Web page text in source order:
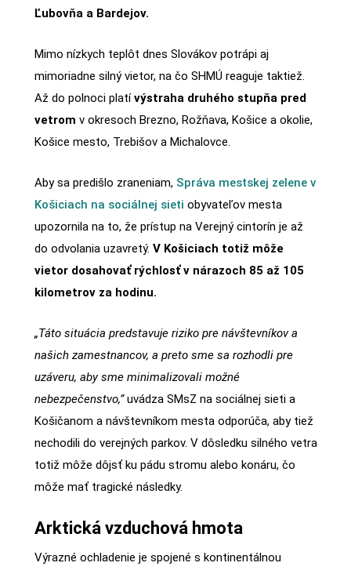
Ľubovňa a Bardejov.
Mimo nízkych teplôt dnes Slovákov potrápi aj
mimoriadne silný vietor, na čo SHMÚ reaguje taktiež.
Až do polnoci platívýstraha druhého stupňa pred
vetrom v okresoch Brezno, Rožňava, Košice a okolie,
Košice mesto, Trebišov a Michalovce.
Aby sa predišlo zraneniam, Správa mestskej zelene v
Košiciach na sociálnej sieti obyvateľov mesta
upozornila na to, že prístup na Verejný cintorín je až
do odvolania uzavretý. V Košiciach totiž môže
vietor dosahovať rýchlosť v nárazoch 85 až 105
kilometrov za hodinu.
„Táto situácia predstavuje riziko pre návštevníkov a
našich zamestnancov, a preto sme sa rozhodli pre
uzáveru, aby sme minimalizovali možné
nebezpečenstvo,”uvádza SMsZ na sociálnej sieti a
Košičanom a návštevníkom mesta odporúča, aby tiež
nechodili do verejných parkov. V dôsledku silného vetra
totiž môže dôjsť ku pádu stromu alebo konáru, čo
môže mať tragické následky.
Arktická vzduchová hmota
Výrazné ochladenie je spojené s kontinentálnou